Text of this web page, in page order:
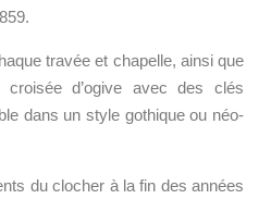
travée et chapelle, ainsi que
d’ogive avec des clés
dans un style gothique ou néo-
du clocher à la fin des années